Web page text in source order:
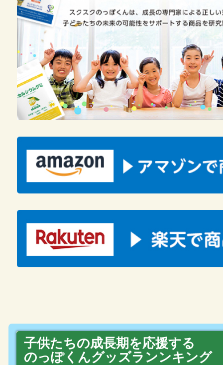
子供たちの成長期を応援する
のっぽくんグッズランンキング